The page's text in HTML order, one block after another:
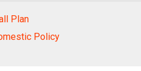
Plan
Policy